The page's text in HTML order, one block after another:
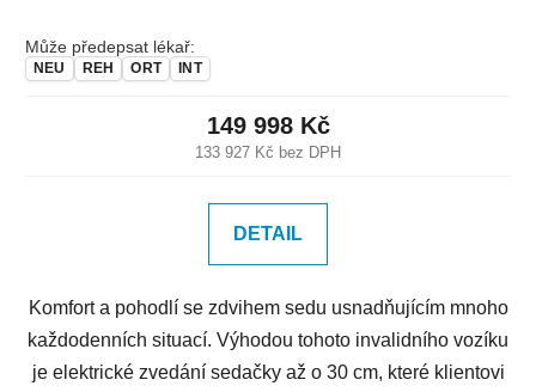
Může předepsat lékař:
NEU REH ORT INT
133 927 Kč bez DPH
149 998 Kč
DETAIL
Komfort a pohodlí se zdvihem sedu usnadňujícím mnoho
každodenních situací. Výhodou tohoto invalidního vozíku
je elektrické zvedání sedačky až o 30 cm, které klientovi